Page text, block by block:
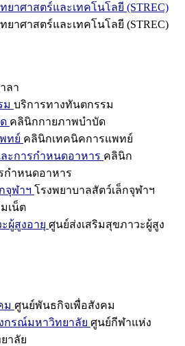
ยาศาสตร์และเทคโนโลยี (STREC)
ยาศาสตร์และเทคโนโลยี (STREC)
ลา
ม บริการทางทันตกรรม
คลินิกกายภาพบำบัด
ทย์ คลินิกเทคนิคการแพทย์
ะการกำหนดอาหาร คลินิก
กำหนดอาหาร
จุฬาฯ โรงพยาบาลสัตว์เล็กจุฬาฯ
เน็ต
ผู้สูงอายุ ศูนย์ส่งเสริมสุขภาวะผู้สูง
ม ศูนย์พันธกิจเพื่อสังคม
กรณ์มหาวิทยาลัย ศูนย์กีฬาแห่ง
าลัย